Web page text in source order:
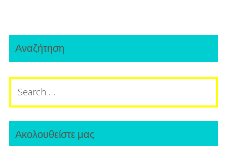
navigation
Primary
Sidebar
Αναζήτηση
Search
for:
Ακολουθείστε μας